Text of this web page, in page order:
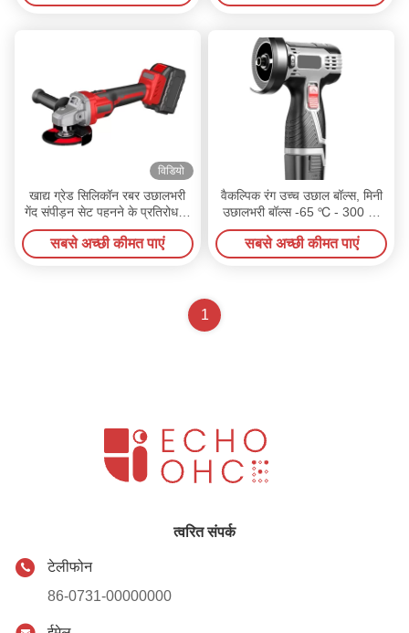
विडियो
खाद्य ग्रेड सिलिकॉन रबर उछालभरी
गेंद संपीड़न सेट पहनने के प्रतिरोध के
लिए
सबसे अच्छी कीमत पाएं
वैकल्पिक रंग उच्च उछाल बॉल्स, मिनी
उछालभरी बॉल्स -65 ℃ - 300 ℃
दौर
सबसे अच्छी कीमत पाएं
1
त्वरित संपर्क
टेलीफोन
86-0731-00000000